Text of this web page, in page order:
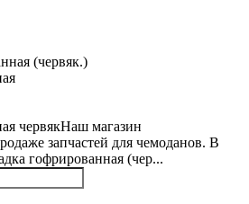
червякНаш магазин
запчастей для чемоданов. В
гофрированная (чер...